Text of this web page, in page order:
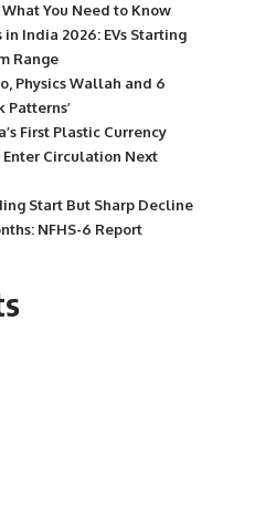
You Need to Know
India 2026: EVs Starting
Range
Physics Wallah and 6
Patterns’
First Plastic Currency
Circulation Next
Start But Sharp Decline
NFHS-6 Report